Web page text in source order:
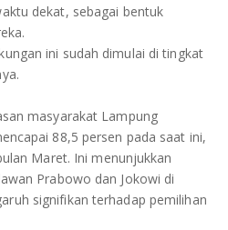
dekat, sebagai bentuk
ini sudah dimulai di tingkat
masyarakat Lampung
88,5 persen pada saat ini,
Maret. Ini menunjukkan
Prabowo dan Jokowi di
signifikan terhadap pemilihan